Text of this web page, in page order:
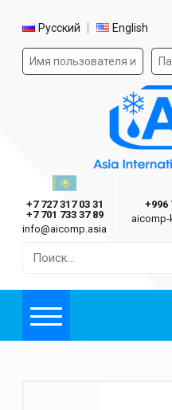
Выбор языка
Русский English
Форма
Asia International Company
Казахстан г.
+7 727 317 03 31
+7 701 733 37 89
info@aicomp.asia
+996
Меню